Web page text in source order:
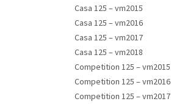
Casa 125 – vm2015
Casa 125 – vm2016
Casa 125 – vm2017
Casa 125 – vm2018
Competition 125 – vm2015
Competition 125 – vm2016
Competition 125 – vm2017